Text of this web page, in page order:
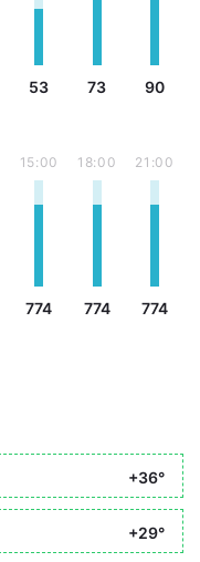
53 73 90
15:00
774
18:00
774
21:00
774
+36°
+29°